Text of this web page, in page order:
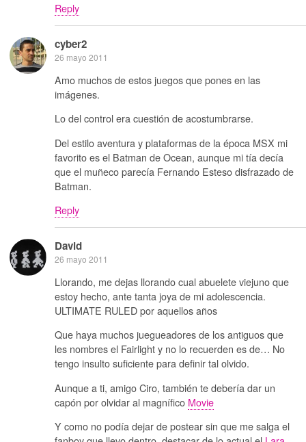
Reply
cyber2
26 mayo 2011
Amo muchos de estos juegos que pones en las
imágenes.
Lo del control era cuestión de acostumbrarse.
Del estilo aventura y plataformas de la época MSX mi
favorito es el Batman de Ocean, aunque mi tía decía
que el muñeco parecía Fernando Esteso disfrazado de
Batman.
Reply
David
26 mayo 2011
Llorando, me dejas llorando cual abuelete viejuno que
estoy hecho, ante tanta joya de mi adolescencia.
ULTIMATE RULED por aquellos años
Que haya muchos juegueadores de los antiguos que
les nombres el Fairlight y no lo recuerden es de… No
tengo insulto suficiente para definir tal olvido.
Aunque a ti, amigo Ciro, también te debería dar un
capón por olvidar al magnífico Movie
Y como no podía dejar de postear sin que me salga el